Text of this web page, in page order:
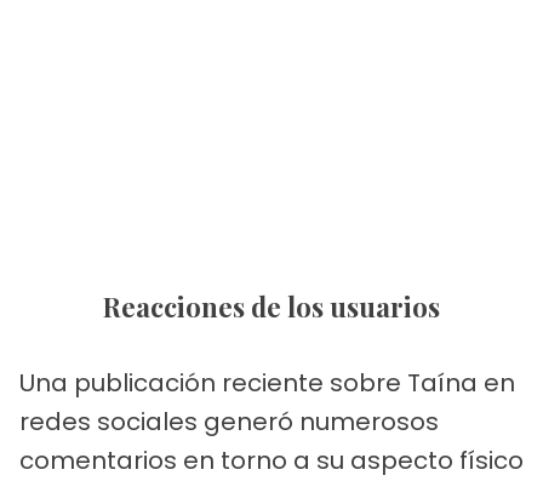
Reacciones de los usuarios
Una publicación reciente sobre Taína en
redes sociales generó numerosos
comentarios en torno a su aspecto físico